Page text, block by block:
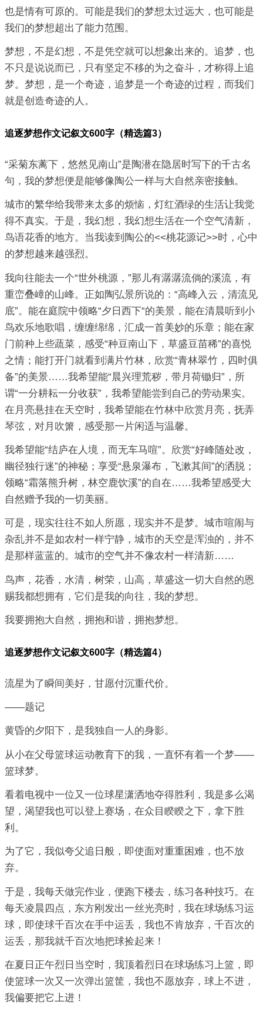
也是情有可原的。可能是我们的梦想太过远大，也可能是
我们的梦想超出了能力范围。
梦想，不是幻想，不是凭空就可以想象出来的。追梦，也
不只是说说而已，只有坚定不移的为之奋斗，才称得上追
梦。梦想，是一个奇迹，追梦是一个奇迹的过程，而我们
就是创造奇迹的人。
追逐梦想作文记叙文600字（精选篇3）
“采菊东蓠下，悠然见南山”是陶潜在隐居时写下的千古名
句，我的梦想便是能够像陶公一样与大自然亲密接触。
城市的繁华给我带来太多的烦恼，灯红酒绿的生活让我觉
得不真实。于是，我幻想，我幻想生活在一个空气清新，
鸟语花香的地方。当我读到陶公的<<桃花源记>>时，心中
的梦想越来越强烈。
我向往能去一个“世外桃源，”那儿有潺潺流倘的溪流，有
重峦叠嶂的山峰。正如陶弘景所说的：“高峰入云，清流见
底”。能在庭院中领略“夕日西下“的美景，能在清晨听到小
鸟欢乐地歌唱，缠缠绵绵，汇成一首美妙的乐章；能在家
门前种上些蔬菜，感受“种豆南山下，草盛豆苗稀”的喜悦
之情；能打开门就看到满片竹林，欣赏“青林翠竹，四时俱
备”的美景……我希望能“晨兴理荒秽，带月荷锄归”，所
谓“一分耕耘一分收获”，我希望能尝到自己的劳动果实。
在月亮悬挂在天空时，我希望能在竹林中欣赏月亮，抚弄
琴弦，对月吹箫，感受那一片闲适与温馨。
我希望能“结庐在人境，而无车马喧”。欣赏“好峰随处改，
幽径独行迷”的神秘；享受“悬泉瀑布，飞漱其间”的洒脱；
领略“霜落熊升树，林空鹿饮溪”的自在……我希望感受大
自然赠予我的一切美丽。
可是，现实往往不如人所愿，现实并不是梦。城市喧闹与
杂乱并不是如农村一样宁静，城市的天空是浑浊的，并不
是那样蓝蓝的。城市的空气并不像农村一样清新……
鸟声，花香，水清，树荣，山高，草盛这一切大自然的恩
赐我都想拥有，它们是我的向往，我的梦想。
我要拥抱大自然，拥抱和谐，拥抱梦想。
追逐梦想作文记叙文600字（精选篇4）
流星为了瞬间美好，甘愿付沉重代价。
——题记
黄昏的夕阳下，是我独自一人的身影。
从小在父母篮球运动教育下的我，一直怀有着一个梦——
篮球梦。
看着电视中一位又一位球星潇洒地夺得胜利，我是多么渴
望，渴望我也可以登上赛场，在众目睽睽之下，拿下胜
利。
为了它，我似夸父追日般，即使面对重重困难，也不放
弃。
于是，我每天做完作业，便跑下楼去，练习各种技巧。在
每天凌晨四点，东方刚发出一丝光亮时，我在球场练习运
球，即使球千百次在手中运丢，我也不肯放弃，千百次的
运丢，那我就千百次地把球捡起来！
在夏日正午烈日当空时，我顶着烈日在球场练习上篮，即
使篮球一次又一次弹出篮筐，我也不愿放弃，球上不进，
我偏要把它上进！